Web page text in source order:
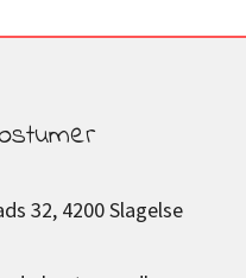
32, 4200 Slagelse